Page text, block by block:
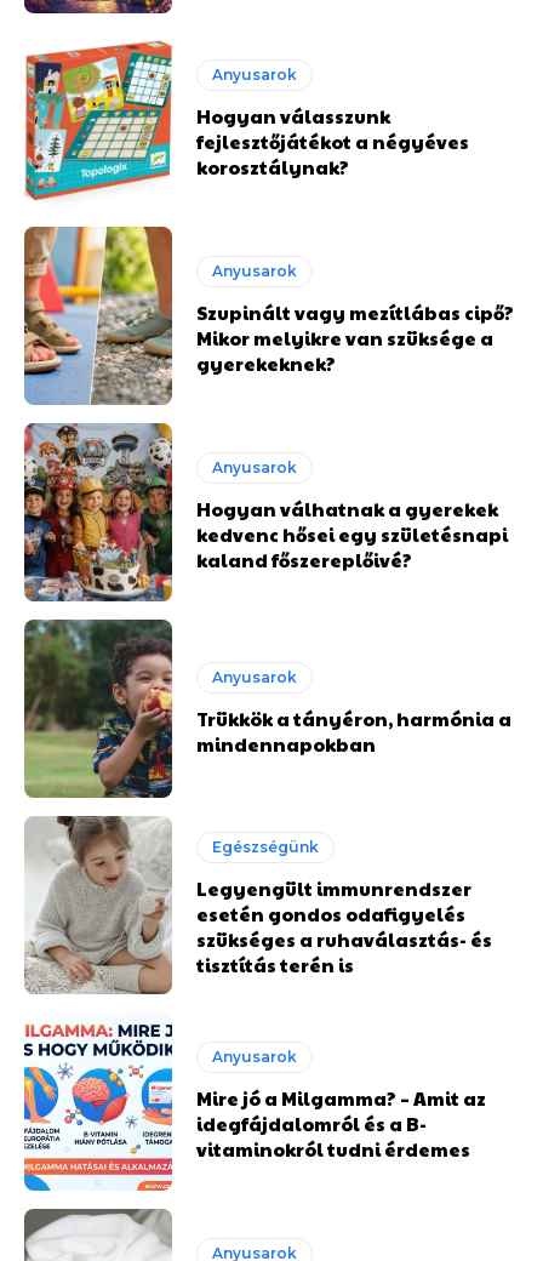
Anyusarok
Hogyan válasszunk
fejlesztőjátékot a négyéves
korosztálynak?
Anyusarok
Szupinált vagy mezítlábas cipő?
Mikor melyikre van szüksége a
gyerekeknek?
Anyusarok
Hogyan válhatnak a gyerekek
kedvenc hősei egy születésnapi
kaland főszereplőivé?
Anyusarok
Trükkök a tányéron, harmónia a
mindennapokban
Egészségünk
Legyengült immunrendszer
esetén gondos odafigyelés
szükséges a ruhaválasztás- és
tisztítás terén is
Anyusarok
Mire jó a Milgamma? – Amit az
idegfájdalomról és a B-
vitaminokról tudni érdemes
Anyusarok